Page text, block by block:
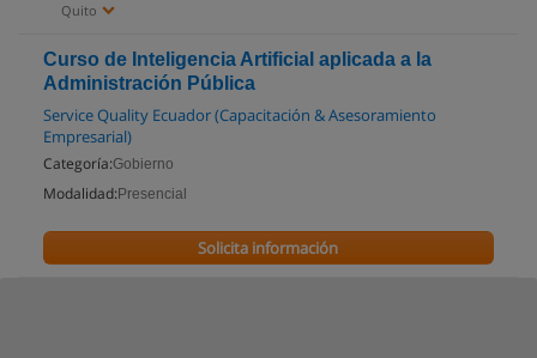
Quito
Curso de Inteligencia Artificial aplicada a la
Administración Pública
Service Quality Ecuador (Capacitación & Asesoramiento
Empresarial)
Categoría:Gobierno
Modalidad: Presencial
Solicita información